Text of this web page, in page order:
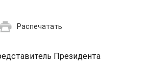
Распечатать
Президента